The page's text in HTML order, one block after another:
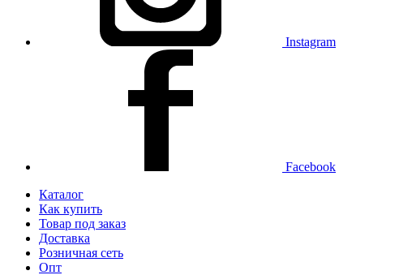
Instagram
Facebook
Каталог
Как купить
Товар под заказ
Доставка
Розничная сеть
Опт